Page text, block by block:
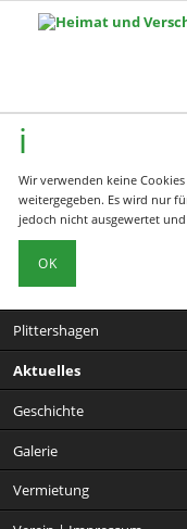
Wir verwenden keine
weitergegeben. Es wird nur
jedoch nicht ausgewertet
OK
Navigation
überspringen
Plittershagen
Aktuelles
Geschichte
Galerie
Vermietung